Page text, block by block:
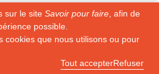
sur le site Savoir pour faire , afin de
possible.
cookies que nous utilisons ou pour
Tout accepterRefuser